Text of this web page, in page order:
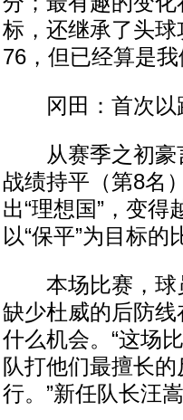
标，还继承了头
76，但已经算是
冈田：首次以
从赛季之初豪
战绩持平（第8名
出“理想国”，变
以“保平”为目标
本场比赛，球
缺少杜威的后防
什么机会。“这场
队打他们最擅长
行。”新任队长汪嵩